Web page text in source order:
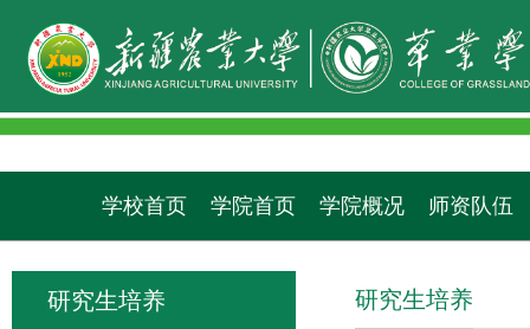
学校首页 学院首页 学院概况 师资队伍
研究生培养 研究生培养